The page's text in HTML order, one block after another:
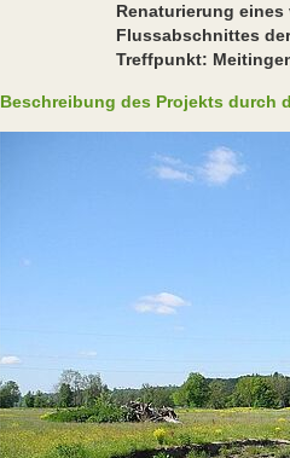
Renaturierung eines vor
Flussabschnittes der
Treffpunkt: Meitingen,
Beschreibung des Projekts durch